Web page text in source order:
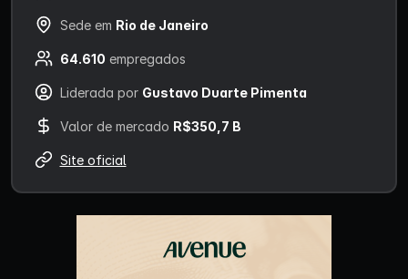
Sede em Rio de Janeiro
64.610 empregados
Liderada por Gustavo Duarte Pimenta
Valor de mercado R$350,7 B
Site oficial